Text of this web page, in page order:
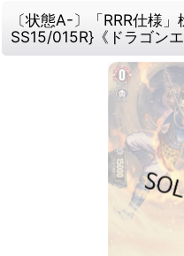
〔状態A-〕「RRR仕様
SS15/015R}《ドラゴンエ